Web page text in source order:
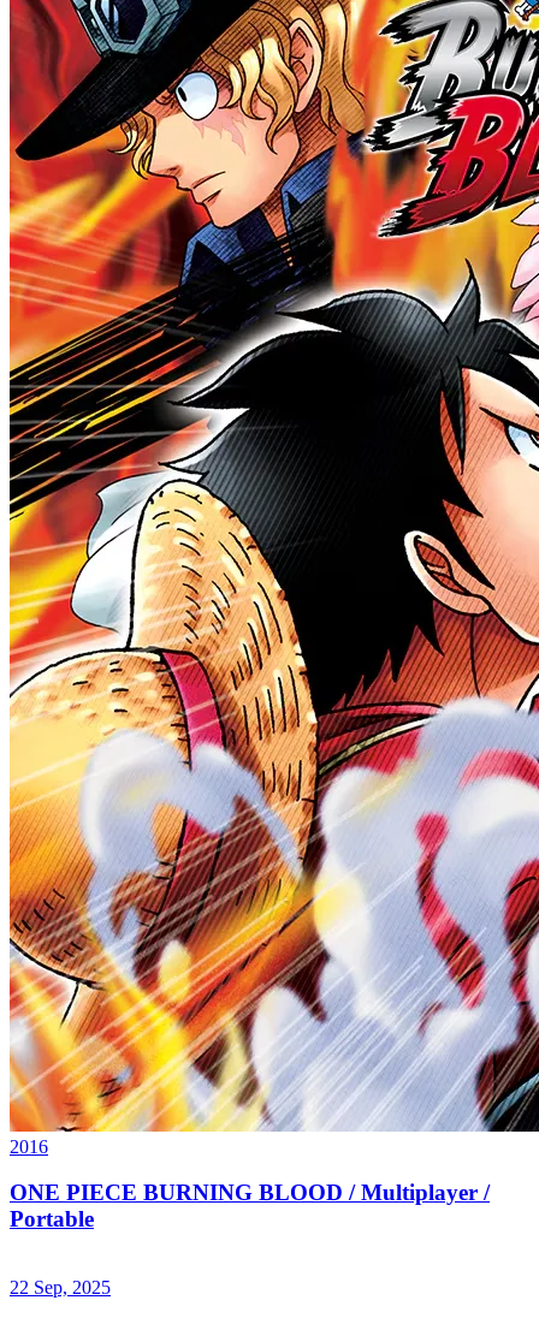
2016
ONE PIECE BURNING BLOOD / Multiplayer /
Portable
22 Sep, 2025